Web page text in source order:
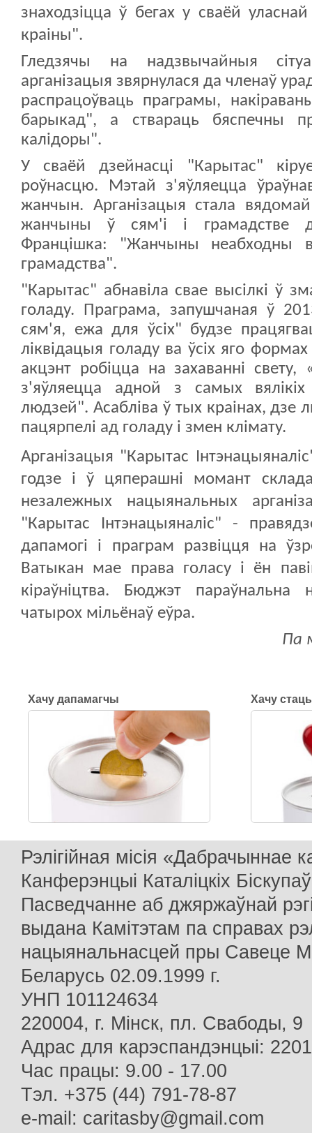
знаходзіцца ў бегах у сваёй
краіны".
Гледзячы на надзвычайныя
арганізацыя звярнулася да членаў
распрацоўваць праграмы,
барыкад", а ствараць бяспечны
калідоры".
У сваёй дзейнасці "Карытас"
роўнасцю. Мэтай з'яўляецца
жанчын. Арганізацыя стала
жанчыны ў сям'і і грамадстве
Францішка: "Жанчыны неабходны
грамадства".
"Карытас" абнавіла свае высілкі ў
голаду. Праграма, запушчаная ў
сям'я, ежа для ўсіх" будзе
ліквідацыя голаду ва ўсіх яго
акцэнт робіцца на захаванні
з'яўляецца адной з самых
людзей". Асабліва ў тых краінах, дзе
пацярпелі ад голаду і змен клімату.
Арганізацыя "Карытас
годзе і ў цяперашні момант
незалежных нацыянальных
"Карытас Інтэнацыяналіс" -
дапамогі і праграм развіцця на
Ватыкан мае права голасу і ён
кіраўніцтва. Бюджэт параўнальна
чатырох мільёнаў еўра.
Па
Хачу дапамагчы Хачу
Рэлігійная місія «Дабрачыннае
Канферэнцыі Каталіцкіх
Пасведчанне аб джяржаўнай
выдана Камітэтам па справах
нацыянальнасцей пры Савеце
Беларусь 02.09.1999 г.
УНП 101124634
220004, г. Мінск, пл. Свабоды, 9
Адрас для карэспандэнцыі:
Час працы: 9.00 - 17.00
Тэл. +375 (44) 791-78-87
e-mail: caritasby@gmail.com